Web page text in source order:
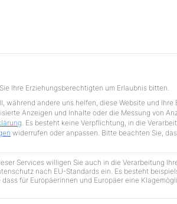
Ihre Erziehungsberechtigten um Erlaubnis bitten.
andere uns helfen, diese Website und Ihre
Anzeigen und Inhalte oder die Messung von
. Es besteht keine Verpflichtung, in die
widerrufen oder anpassen. Bitte beachten Sie,
Services willigen Sie auch in die Verarbeitung
nach EU-Standards ein. Es besteht
für Europäerinnen und Europäer eine